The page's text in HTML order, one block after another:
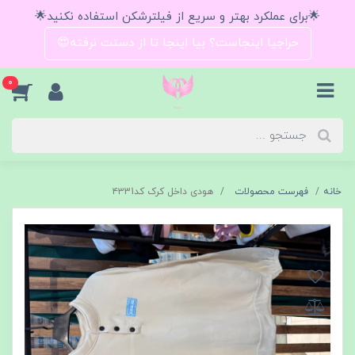
🌟برای عملکرد بهتر و سریع از فیلترشکن استفاده نکنید🌟
حراجیا اینجاست؟ بیا اینجا تا از دستت نرفته😍
0
خانه فهرست محصولات هودی داخل کرک کد۴۳31